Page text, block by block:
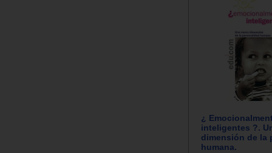
¿
inteligentes ?.
dimensión de la
humana.